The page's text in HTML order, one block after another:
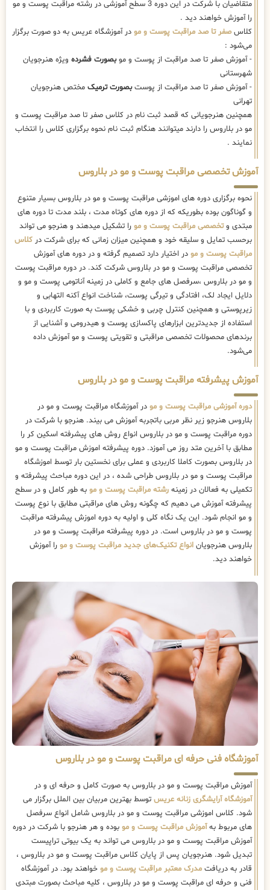
متقاضیان با شرکت در این دوره 3 سطح آموزشی در رشته مراقبت پوست و مو
را آموزش خواهند دید .
کلاسصفر تا صد مراقبت پوست و مو در آموزشگاه عریس به دو صورت برگزار
می‌شود :
- آموزش صفر تا صد مراقبت از پوست و موبصورت فشرده ویژه هنرجویان
شهرستانی
- آموزش صفر تا صد مراقبت از پوستبصورت ترمیک مختص هنرجویان
تهرانی
همچنین هنرجویانی که قصد ثبت نام در کلاس صفر تا صد مراقبت پوست و
مو در بلاروس را دارند میتوانند هنگام ثبت نام نحوه برگزاری کلاس را انتخاب
نمایند .
آموزش تخصصی مراقبت پوست و مو در بلاروس
نحوه برگزاری دوره های اموزشی مراقبت پوست و مو در بلاروس بسیار متنوع
و گوناگون بوده بطوریکه که از دوره های کوتاه مدت ، بلند مدت تا دوره های
مبتدی وتخصصی مراقبت پوست و مو را تشکیل میدهند و هنرجو می تواند
برحسب تمایل و سلیقه خود و همچنین میزان زمانی که برای شرکت در کلاس
مراقبت پوست و مو در اختیار دارد تصمیم گرفته و در دوره های آموزش
تخصصی مراقبت پوست و مو در بلاروس شرکت کند. در دوره مراقبت پوست
و مو در بلاروس ،سرفصل های جامع و کاملی در زمینه آناتومی پوست و مو و
دلایل ایجاد لک، افتادگی و تیرگی پوست، شناخت انواع آکنه التهابی و
زیرپوستی و همچنین کنترل چربی و خشکی پوست به صورت کاربردی و با
استفاده از جدیدترین ابزارهای پاکسازی پوست و هیدرومی و آشنایی از
برندهای محصولات تخصصی مراقبتی و تقویتی پوست و مو آموزش داده
می‌شود.
آموزش پیشرفته مراقبت پوست و مو در بلاروس
دوره آموزشی مراقبت پوست و مو در آموزشگاه مراقبت پوست و مو در
بلاروس هنرجو زیر نظر مربی باتجربه آموزش می بیند. هنرجو با شرکت در
دوره مراقبت پوست و مو در بلاروس انواع روش های پیشرفته اسکین کر را
مطابق با آخرین متد روز می آموزد. دوره پیشرفته اموزش مراقبت پوست و مو
در بلاروس بصورت کاملا کاربردی و عملی برای نخستین بار توسط اموزشگاه
مراقبت پوست و مو در بلاروس طراحی شده ، در این دوره مباحث پیشرفته و
تکمیلی به فعالان در زمینه رشته مراقبت پوست و مو به طور کامل و در سطح
پیشرفته آموزش می دهیم که چگونه روش های مراقبتی مطابق با نوع پوست
و مو انجام شود. این یک نگاه کلی و اولیه به دوره اموزش پیشرفته مراقبت
پوست و مو در بلاروس است. در دوره پیشرفته مراقبت پوست و مو در
بلاروس هنرجویان انواع تکنیک‌های جدید مراقبت پوست و مو را آموزش
خواهند دید.
آموزشگاه فنی حرفه ای مراقبت پوست و مو در بلاروس
آموزش مراقبت پوست و مو در بلاروس به صورت کامل و حرفه ای و در
آموزشگاه آرایشگری زنانه عریس توسط بهترین مربیان بین الملل برگزار می
شود. کلاس اموزشی مراقبت پوست و مو در بلاروس شامل انواع سرفصل
های مربوط بهآموزش مراقبت پوست و مو بوده و هر هنرجو با شرکت در دوره
آموزش مراقبت پوست و مو در بلاروس می تواند به یک بیوتی تراپیست
تبدیل شود. هنرجویان پس از پایان کلاس مراقبت پوست و مو در بلاروس ،
قادر به دریافت مدرک معتبر مراقبت پوست و مو خواهند بود. در آموزشگاه
فنی و حرفه ای مراقبت پوست و مو در بلاروس ، کلیه مباحث بصورت مبتدی